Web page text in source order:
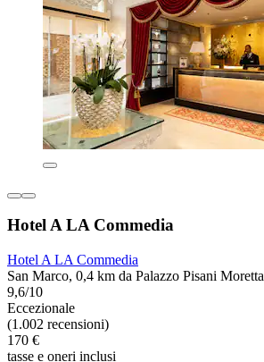
Hotel A LA Commedia
Hotel A LA Commedia
San Marco, 0,4 km da Palazzo Pisani Moretta
9,6/10
Eccezionale
(1.002 recensioni)
170 €
tasse e oneri inclusi